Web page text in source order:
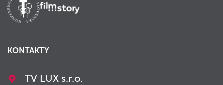
KONTAKTY
TV LUX s.r.o.